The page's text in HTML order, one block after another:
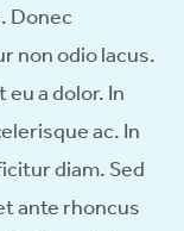
Donec
non odio lacus.
a dolor. In
ac. In
diam. Sed
ante rhoncus